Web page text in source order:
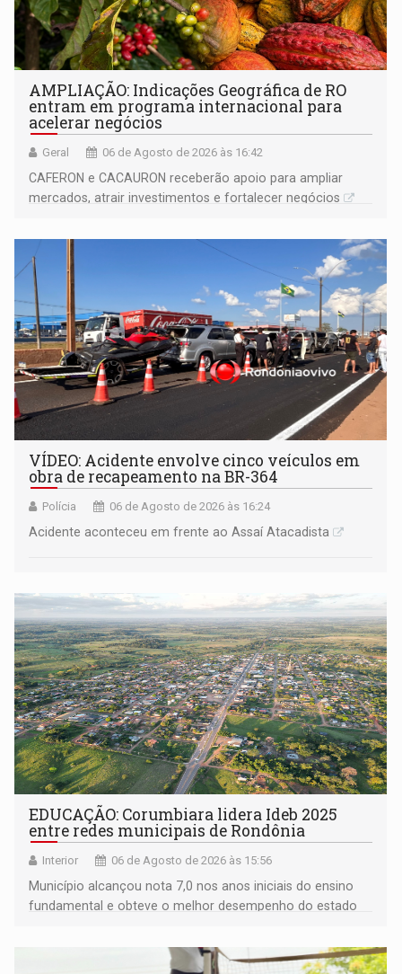
AMPLIAÇÃO: Indicações Geográfica de RO
entram em programa internacional para
acelerar negócios
Geral 06 de Agosto de 2026 às 16:42
CAFERON e CACAURON receberão apoio para ampliar
mercados, atrair investimentos e fortalecer negócios
VÍDEO: Acidente envolve cinco veículos em
obra de recapeamento na BR-364
Polícia 06 de Agosto de 2026 às 16:24
Acidente aconteceu em frente ao Assaí Atacadista
EDUCAÇÃO: Corumbiara lidera Ideb 2025
entre redes municipais de Rondônia
Interior 06 de Agosto de 2026 às 15:56
Município alcançou nota 7,0 nos anos iniciais do ensino
fundamental e obteve o melhor desempenho do estado